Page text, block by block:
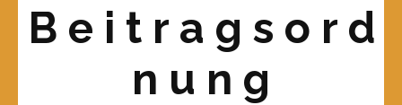
B e i t r a g s o r d
n u n g